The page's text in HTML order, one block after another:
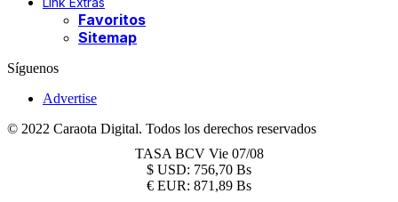
Favoritos
Sitemap
Síguenos
Advertise
© 2022 Caraota Digital. Todos los derechos reservados
TASA BCV Vie 07/08
$ USD: 756,70 Bs
€ EUR: 871,89 Bs